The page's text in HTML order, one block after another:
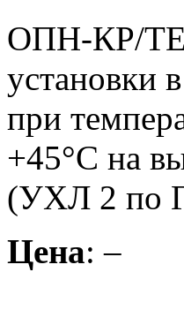
ОПН-КР/
установки
при
+45°С на
(УХЛ 2 по
Цена: –